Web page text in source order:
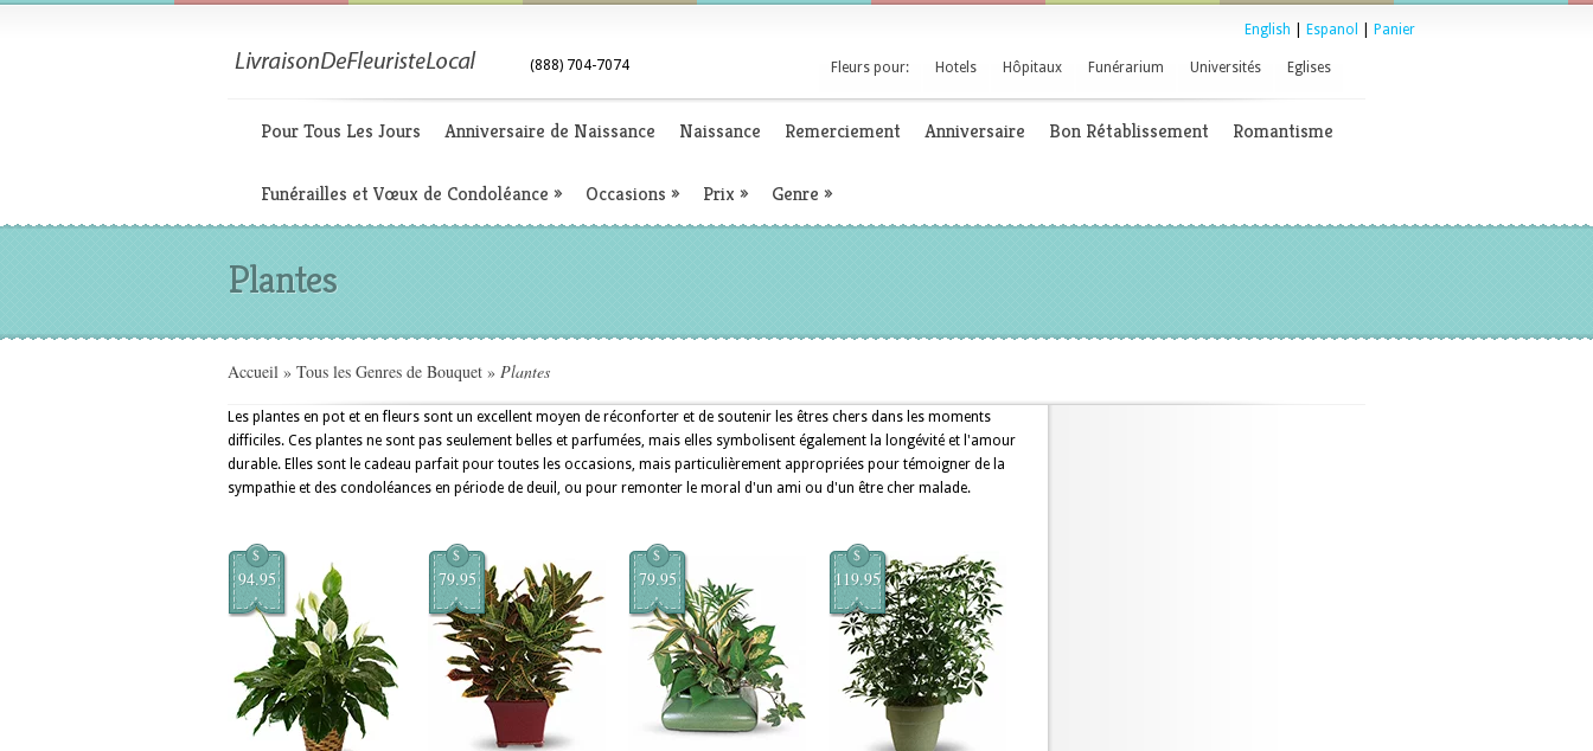
English Espanol Panier
(888) 704-7074 Fleurs pour: Hotels Hôpitaux Funérarium Universités Eglises
Pour Tous Les Jours Anniversaire de Naissance Naissance Remerciement Anniversaire Bon Rétablissement Romantisme
Funérailles et Vœux de Condoléance » Occasions » Prix » Genre »
Plantes
Accueil » Tous les Genres de Bouquet » Plantes
Les plantes en pot et en fleurs sont un excellent moyen de réconforter et de soutenir les êtres chers dans les moments
difficiles. Ces plantes ne sont pas seulement belles et parfumées, mais elles symbolisent également la longévité et l'amour
durable. Elles sont le cadeau parfait pour toutes les occasions, mais particulièrement appropriées pour témoigner de la
sympathie et des condoléances en période de deuil, ou pour remonter le moral d'un ami ou d'un être cher malade.
$
94.95
$
79.95
$
79.95
$
119.95